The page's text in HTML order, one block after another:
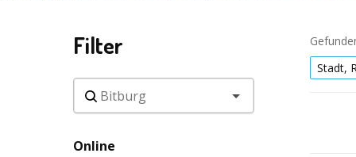
Filter
Online
Stadt,